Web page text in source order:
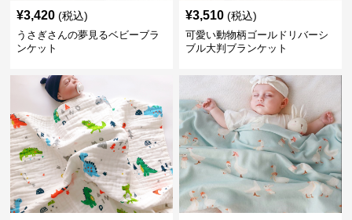
¥3,420 (税込)
うさぎさんの夢見るベビーブラ
ンケット
¥3,510 (税込)
可愛い動物柄ゴールドリバーシ
ブル大判ブランケット